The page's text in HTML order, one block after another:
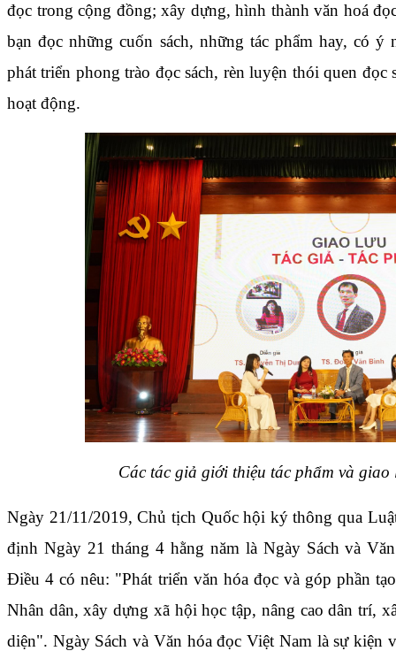
đọc trong cộng đồng; xây dựng, hình thành văn hoá
bạn đọc những cuốn sách, những tác phẩm hay, có
phát triển phong trào đọc sách, rèn luyện thói quen đọc
hoạt động.
Các tác giả giới thiệu tác phẩm và giao
Ngày 21/11/2019, Chủ tịch Quốc hội ký thông qua
định Ngày 21 tháng 4 hằng năm là Ngày Sách và
Điều 4 có nêu: "Phát triển văn hóa đọc và góp phần
Nhân dân, xây dựng xã hội học tập, nâng cao dân trí,
diện". Ngày Sách và Văn hóa đọc Việt Nam là sự kiện